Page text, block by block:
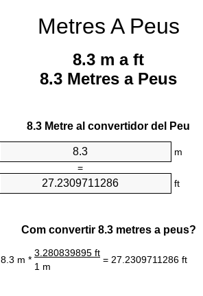
Metres A Peus
8.3 m a ft
8.3 Metres a Peus
8.3 Metre al convertidor del Peu
m
=
ft
Com convertir 8.3 metres a peus?
8.3 m *
3.280839895 ft
= 27.2309711286 ft
1 m